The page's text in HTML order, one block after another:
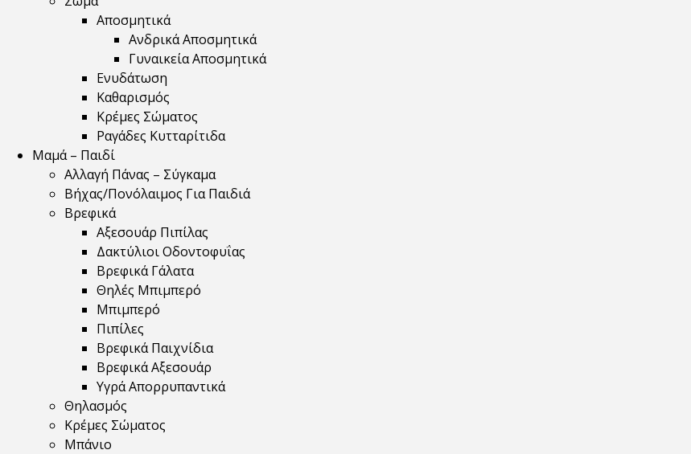
Αποσμητικά
Ανδρικά Αποσμητικά
Γυναικεία Αποσμητικά
Ενυδάτωση
Καθαρισμός
Κρέμες Σώματος
Ραγάδες Κυτταρίτιδα
Μαμά – Παιδί
Αλλαγή Πάνας – Σύγκαμα
Βήχας/Πονόλαιμος Για Παιδιά
Βρεφικά
Αξεσουάρ Πιπίλας
Δακτύλιοι Οδοντοφυΐας
Βρεφικά Γάλατα
Θηλές Μπιμπερό
Μπιμπερό
Πιπίλες
Βρεφικά Παιχνίδια
Βρεφικά Αξεσουάρ
Υγρά Απορρυπαντικά
Θηλασμός
Κρέμες Σώματος
Μπάνιο